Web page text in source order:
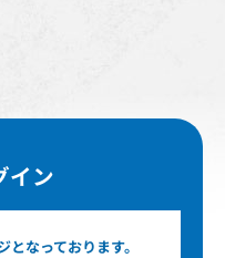
イン
なっております。